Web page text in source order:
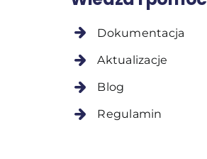
Dokumentacja
Aktualizacje
Blog
Regulamin